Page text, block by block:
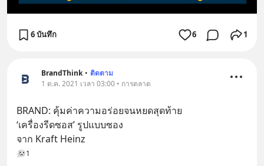
6 บันทึก 6 1
BrandThink • ติดตาม
1 ต.ค. 2021 เวลา 03:00 • การตลาด
BRAND: คุ้มค่าความอร่อยจนหยดสุดท้าย
‘เครื่องรีดซอส’ รูปแบบซอง
จาก Kraft Heinz
1